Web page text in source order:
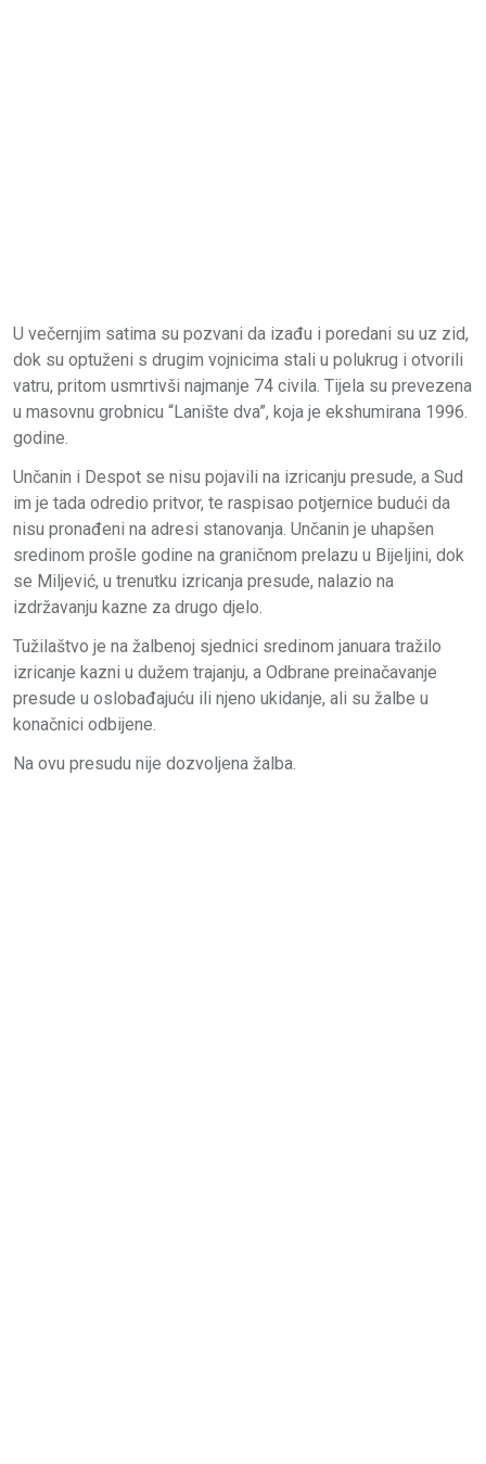
U večernjim satima su pozvani da izađu i poredani su uz zid,
dok su optuženi s drugim vojnicima stali u polukrug i otvorili
vatru, pritom usmrtivši najmanje 74 civila. Tijela su prevezena
u masovnu grobnicu “Lanište dva”, koja je ekshumirana 1996.
godine.
Unčanin i Despot se nisu pojavili na izricanju presude, a Sud
im je tada odredio pritvor, te raspisao potjernice budući da
nisu pronađeni na adresi stanovanja. Unčanin je uhapšen
sredinom prošle godine na graničnom prelazu u Bijeljini, dok
se Miljević, u trenutku izricanja presude, nalazio na
izdržavanju kazne za drugo djelo.
Tužilaštvo je na žalbenoj sjednici sredinom januara tražilo
izricanje kazni u dužem trajanju, a Odbrane preinačavanje
presude u oslobađajuću ili njeno ukidanje, ali su žalbe u
konačnici odbijene.
Na ovu presudu nije dozvoljena žalba.